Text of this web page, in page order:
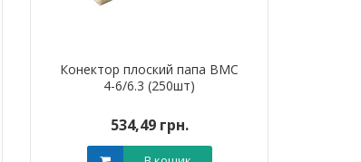
Конектор плоский папа BMC
4-6/6.3 (250шт)
534,49 грн.